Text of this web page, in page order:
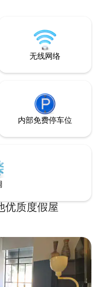
楼，包
无线网络
内部免费停车位
优质度假屋